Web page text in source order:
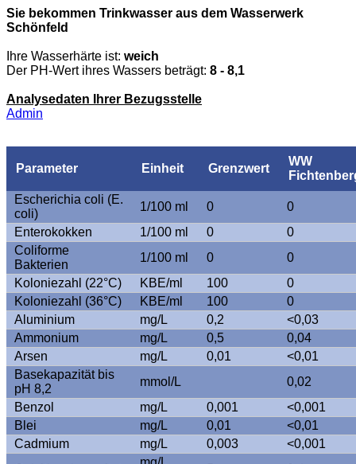
Sie bekommen Trinkwasser aus dem Wasserwerk
Schönfeld
Ihre Wasserhärte ist: weich
Der PH-Wert ihres Wassers beträgt: 8 - 8,1
Analysedaten Ihrer Bezugsstelle
Admin
Parameter Einheit Grenzwert
WW
Escherichia coli (E.
coli)
1/100 ml 0
0
Enterokokken
1/100 ml 0
0
Coliforme
Bakterien
1/100 ml 0
0
Koloniezahl (22°C)
KBE/ml 100
0
Koloniezahl (36°C)
KBE/ml 100
0
Aluminium
mg/L 0,2
<0,03
Ammonium
mg/L 0,5
0,04
Arsen
mg/L 0,01
<0,01
Basekapazität bis
pH 8,2
mmol/L
0,02
Benzol
mg/L 0,001
<0,001
Blei
mg/L 0,01
<0,01
Cadmium
mg/L 0,003
<0,001